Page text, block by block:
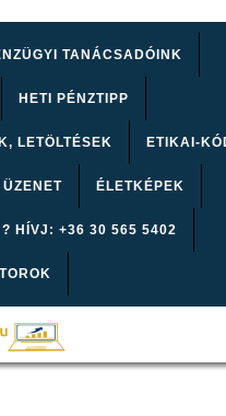
TANÁCSADÓINK
HETI PÉNZTIPP
LETÖLTÉSEK ETIKAI-
ÜZENET ÉLETKÉPEK
HÍVJ: +36 30 565 5402